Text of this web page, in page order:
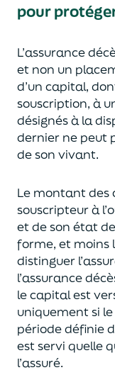
pour
L’assurance
et non un
d’un capital,
souscription, à
désignés à la
dernier ne peut
de son vivant.
Le montant des
souscripteur à
et de son état
forme, et moins
distinguer
l’assurance
le capital est
uniquementsi
période définie
est servi quelle
l’assuré.